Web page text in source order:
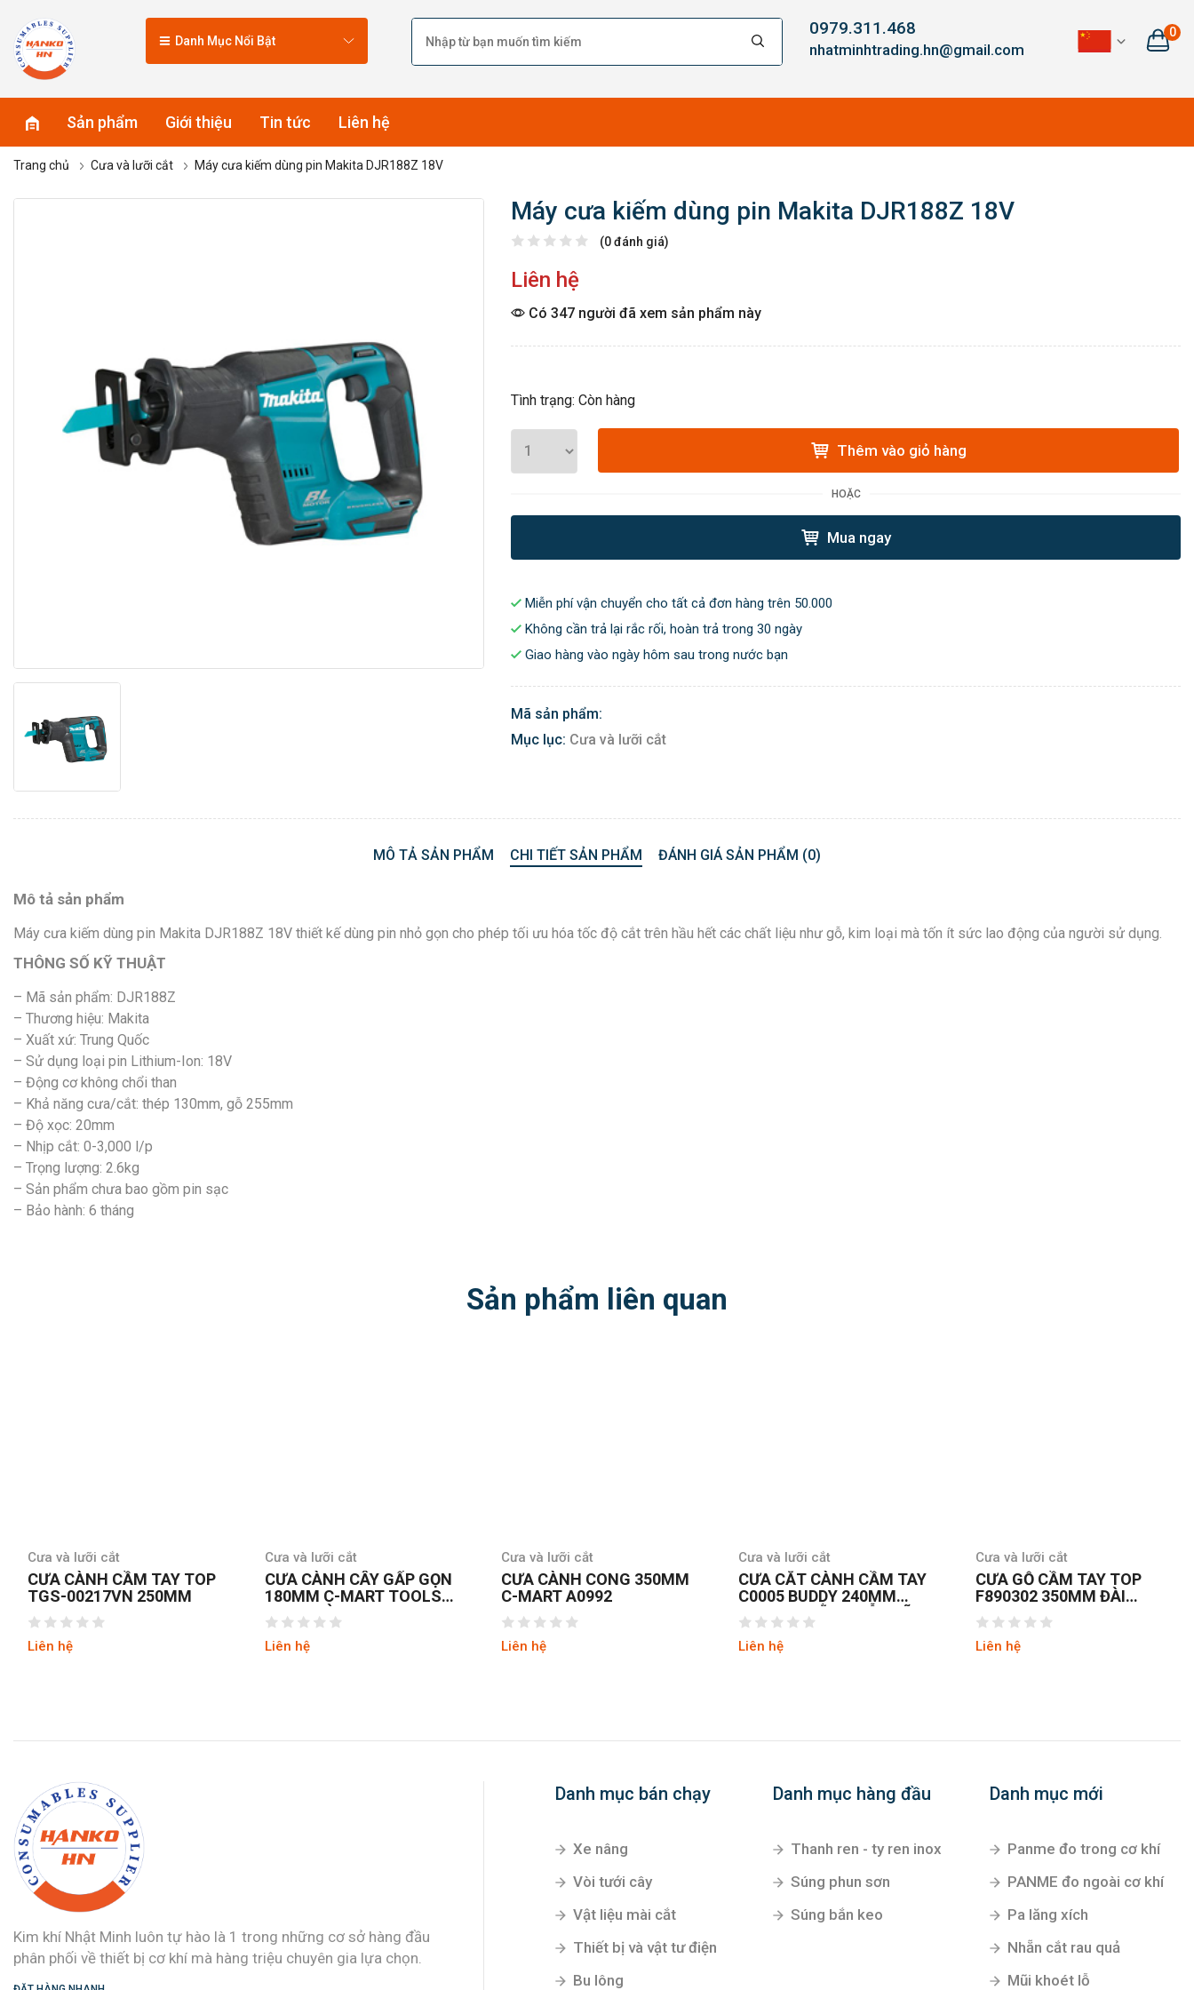
Danh Mục Nổi Bật
0979.311.468
nhatminhtrading.hn@gmail.com
0
Sản phẩm Giới thiệu Tin tức Liên hệ
Trang chủ Cưa và lưỡi cắt Máy cưa kiếm dùng pin Makita DJR188Z 18V
Máy cưa kiếm dùng pin Makita DJR188Z 18V
(0 đánh giá)
Liên hệ
Có 347 người đã xem sản phẩm này
Tình trạng: Còn hàng
Thêm vào giỏ hàng
HOẶC
Mua ngay
Miễn phí vận chuyển cho tất cả đơn hàng trên 50.000
Không cần trả lại rắc rối, hoàn trả trong 30 ngày
Giao hàng vào ngày hôm sau trong nước bạn
Mã sản phẩm:
Mục lục: Cưa và lưỡi cắt
MÔ TẢ SẢN PHẨM CHI TIẾT SẢN PHẨM ĐÁNH GIÁ SẢN PHẨM (0)
Mô tả sản phẩm
Máy cưa kiếm dùng pin Makita DJR188Z 18V thiết kế dùng pin nhỏ gọn cho phép tối ưu hóa tốc độ cắt trên hầu hết các chất liệu như gỗ, kim loại mà tốn ít sức lao động của người sử dụng.
THÔNG SỐ KỸ THUẬT
– Mã sản phẩm: DJR188Z
– Thương hiệu: Makita
– Xuất xứ: Trung Quốc
– Sử dụng loại pin Lithium-Ion: 18V
– Động cơ không chổi than
– Khả năng cưa/cắt: thép 130mm, gỗ 255mm
– Độ xọc: 20mm
– Nhịp cắt: 0-3,000 l/p
– Trọng lượng: 2.6kg
– Sản phẩm chưa bao gồm pin sạc
– Bảo hành: 6 tháng
Sản phẩm liên quan
Cưa và lưỡi cắt
CƯA CÀNH CẦM TAY TOP
TGS-00217VN 250MM
Liên hệ
Cưa và lưỡi cắt
CƯA CÀNH CÂY GẤP GỌN
180MM C-MART TOOLS
A0692 ĐÀI LOAN
Liên hệ
Cưa và lưỡi cắt
CƯA CÀNH CONG 350MM
C-MART A0992
Liên hệ
Cưa và lưỡi cắt
CƯA CẮT CÀNH CẦM TAY
C0005 BUDDY 240MM
BAO ĐEO BẰNG GỖ LƯỠI
THÉP NHẬT SK4
Liên hệ
Cưa và lưỡi cắt
CƯA GỖ CẦM TAY TOP
F890302 350MM ĐÀI
LOAN
Liên hệ
Kim khí Nhật Minh luôn tự hào là 1 trong những cơ sở hàng đầu
phân phối về thiết bị cơ khí mà hàng triệu chuyên gia lựa chọn.
Danh mục bán chạy
Xe nâng
Vòi tưới cây
Vật liệu mài cắt
Thiết bị và vật tư điện
Bu lông
Danh mục hàng đầu
Thanh ren - ty ren inox
Súng phun sơn
Súng bắn keo
Danh mục mới
Panme đo trong cơ khí
PANME đo ngoài cơ khí
Pa lăng xích
Nhẵn cắt rau quả
Mũi khoét lỗ